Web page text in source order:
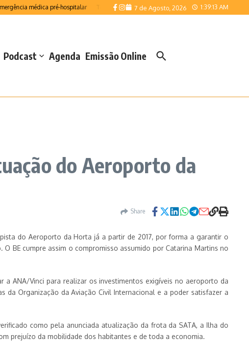
médica pré-hospitalar Telemonitorização reforça resposta das Salas de Emergência
7 de Agosto, 2026 1:39:14 AM
Podcast Agenda Emissão Online
do Aeroporto da
Share
do Aeroporto da Horta já a partir de 2017, por forma a garantir o
BE cumpre assim o compromisso assumido por Catarina Martins no
ANA/Vinci para realizar os investimentos exigíveis no aeroporto da
da Organização da Aviação Civil Internacional e a poder satisfazer a
como pela anunciada atualização da frota da SATA, a Ilha do
prejuízo da mobilidade dos habitantes e de toda a economia.